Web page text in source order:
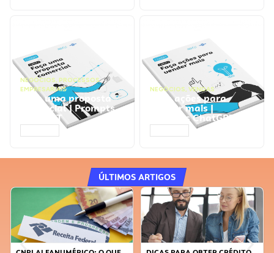
NEGÓCIOS, PROCESSOS
EMPRESARIAIS
Faça uma proposta
comercial | Prompts
ChatGPT
NEGÓCIOS, VENDAS
Faça ações para
vender mais |
Prompts ChatGPT
ÚLTIMOS ARTIGOS